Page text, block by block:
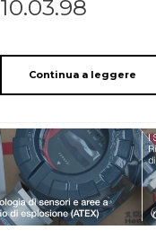
10.03.98
Continua a leggere